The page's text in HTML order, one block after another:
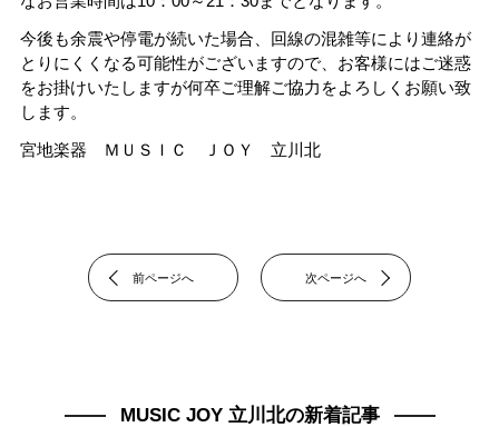
今後も余震や停電が続いた場合、回線の混雑等により連絡が
とりにくくなる可能性がございますので、お客様にはご迷惑
をお掛けいたしますが何卒ご理解ご協力をよろしくお願い致
します。
宮地楽器 ＭＵＳＩＣ ＪＯＹ 立川北
前ページへ 次ページへ
MUSIC JOY 立川北の新着記事